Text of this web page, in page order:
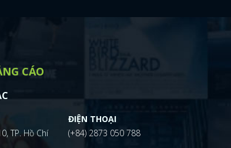
CÁO
TP. Hồ Chí
ĐIỆN THOẠI
(+84) 2873 050 788